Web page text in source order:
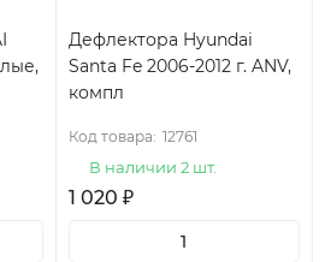
Дефлектора Hyundai
Santa Fe 2006-2012 г. ANV,
компл
Код товара: 12761
В наличии 2 шт.
1 020 ₽